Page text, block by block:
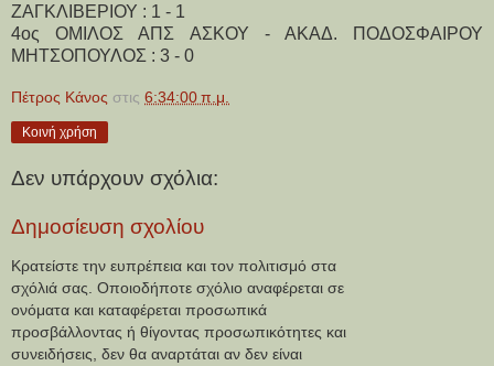
ΖΑΓΚΛΙΒΕΡΙΟΥ : 1 - 1
4ος ΟΜΙΛΟΣ ΑΠΣ ΑΣΚΟΥ - ΑΚΑΔ. ΠΟΔΟΣΦΑΙΡΟΥ
ΜΗΤΣΟΠΟΥΛΟΣ : 3 - 0
Πέτρος Κάνος στις 6:34:00 π.μ.
Κοινή χρήση
Δεν υπάρχουν σχόλια:
Δημοσίευση σχολίου
Κρατείστε την ευπρέπεια και τον πολιτισμό στα
σχόλιά σας. Οποιοδήποτε σχόλιο αναφέρεται σε
ονόματα και καταφέρεται προσωπικά
προσβάλλοντας ή θίγοντας προσωπικότητες και
συνειδήσεις, δεν θα αναρτάται αν δεν είναι